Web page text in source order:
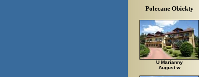
Polecane Obiekty
U Marianny
August w